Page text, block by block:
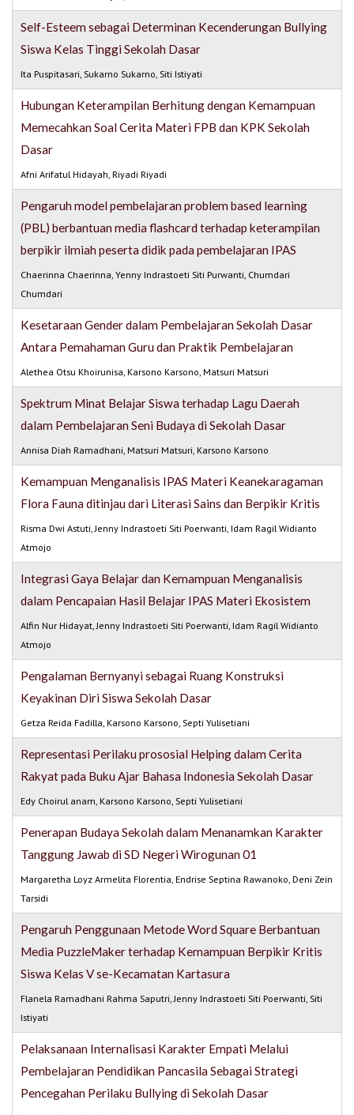
Self-Esteem sebagai Determinan Kecenderungan Bullying
Siswa Kelas Tinggi Sekolah Dasar
Ita Puspitasari, Sukarno Sukarno, Siti Istiyati
Hubungan Keterampilan Berhitung dengan Kemampuan
Memecahkan Soal Cerita Materi FPB dan KPK Sekolah
Dasar
Afni Arifatul Hidayah, Riyadi Riyadi
Pengaruh model pembelajaran problem based learning
(PBL) berbantuan media flashcard terhadap keterampilan
berpikir ilmiah peserta didik pada pembelajaran IPAS
Chaerinna Chaerinna, Yenny Indrastoeti Siti Purwanti, Chumdari
Chumdari
Kesetaraan Gender dalam Pembelajaran Sekolah Dasar
Antara Pemahaman Guru dan Praktik Pembelajaran
Alethea Otsu Khoirunisa, Karsono Karsono, Matsuri Matsuri
Spektrum Minat Belajar Siswa terhadap Lagu Daerah
dalam Pembelajaran Seni Budaya di Sekolah Dasar
Annisa Diah Ramadhani, Matsuri Matsuri, Karsono Karsono
Kemampuan Menganalisis IPAS Materi Keanekaragaman
Flora Fauna ditinjau dari Literasi Sains dan Berpikir Kritis
Risma Dwi Astuti, Jenny Indrastoeti Siti Poerwanti, Idam Ragil Widianto
Atmojo
Integrasi Gaya Belajar dan Kemampuan Menganalisis
dalam Pencapaian Hasil Belajar IPAS Materi Ekosistem
Alfin Nur Hidayat, Jenny Indrastoeti Siti Poerwanti, Idam Ragil Widianto
Atmojo
Pengalaman Bernyanyi sebagai Ruang Konstruksi
Keyakinan Diri Siswa Sekolah Dasar
Getza Reida Fadilla, Karsono Karsono, Septi Yulisetiani
Representasi Perilaku prososial Helping dalam Cerita
Rakyat pada Buku Ajar Bahasa Indonesia Sekolah Dasar
Edy Choirul anam, Karsono Karsono, Septi Yulisetiani
Penerapan Budaya Sekolah dalam Menanamkan Karakter
Tanggung Jawab di SD Negeri Wirogunan 01
Margaretha Loyz Armelita Florentia, Endrise Septina Rawanoko, Deni Zein
Tarsidi
Pengaruh Penggunaan Metode Word Square Berbantuan
Media PuzzleMaker terhadap Kemampuan Berpikir Kritis
Siswa Kelas V se-Kecamatan Kartasura
Flanela Ramadhani Rahma Saputri, Jenny Indrastoeti Siti Poerwanti, Siti
Istiyati
Pelaksanaan Internalisasi Karakter Empati Melalui
Pembelajaran Pendidikan Pancasila Sebagai Strategi
Pencegahan Perilaku Bullying di Sekolah Dasar